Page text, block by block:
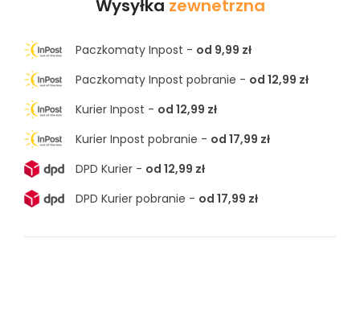
Wysyłka zewnetrzna
Paczkomaty Inpost - od 9,99 zł
Paczkomaty Inpost pobranie - od 12,99 zł
Kurier Inpost - od 12,99 zł
Kurier Inpost pobranie - od 17,99 zł
DPD Kurier - od 12,99 zł
DPD Kurier pobranie - od 17,99 zł